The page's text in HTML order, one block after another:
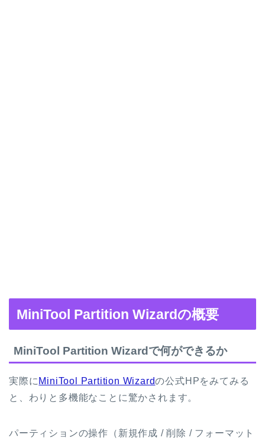
MiniTool Partition Wizardの概要
MiniTool Partition Wizardで何ができるか
実際にMiniTool Partition Wizardの公式HPをみてみる
と、わりと多機能なことに驚かされます。
パーティションの操作（新規作成 / 削除 / フォーマット